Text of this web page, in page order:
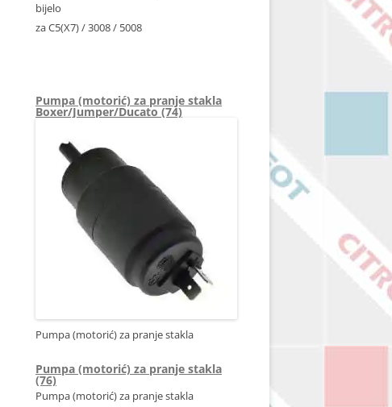
bijelo
za C5(X7) / 3008 / 5008
Pumpa (motorić) za pranje stakla
Boxer/Jumper/Ducato (74)
Pumpa (motorić) za pranje stakla
Pumpa (motorić) za pranje stakla
(76)
Pumpa (motorić) za pranje stakla